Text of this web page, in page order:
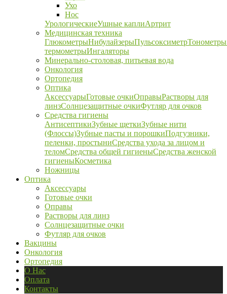
Ухо
Нос
УрологическиеУшные каплиАртрит
Медицинская техника
ГлюкометрыНибулайзерыПульсоксиметрТонометры
термометрыИнгаляторы
Минерально-столовая, питьевая вода
Онкология
Ортопедия
Оптика
АксессуарыГотовые очкиОправыРастворы для
линзСолнцезащитные очкиФутляр для очков
Средства гигиены
АнтисептикиЗубные щеткиЗубные нити
(Флоссы)Зубные пасты и порошкиПодгузники,
пеленки, простыниСредства ухода за лицом и
теломСредства общей гигиеныСредства женской
гигиеныКосметика
Ножницы
Оптика
Аксессуары
Готовые очки
Оправы
Растворы для линз
Солнцезащитные очки
Футляр для очков
Вакцины
Онкология
Ортопедия
О Нас
Оплата
Контакты